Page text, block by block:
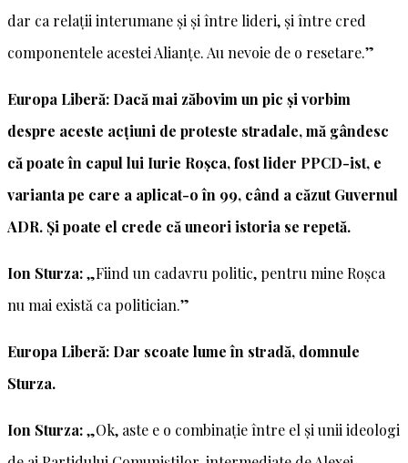
dar ca relații interumane și și între lideri, și între cred
componentele acestei Alianțe. Au nevoie de o resetare.”
Europa Liberă: Dacă mai zăbovim un pic și vorbim
despre aceste acțiuni de proteste stradale, mă gândesc
că poate în capul lui Iurie Roșca, fost lider PPCD-ist, e
varianta pe care a aplicat-o în 99, când a căzut Guvernul
ADR. Și poate el crede că uneori istoria se repetă.
Ion Sturza:„Fiind un cadavru politic, pentru mine Roșca
nu mai există ca politician.”
Europa Liberă: Dar scoate lume în stradă, domnule
Sturza.
Ion Sturza:„Ok, aste e o combinație între el și unii ideologi